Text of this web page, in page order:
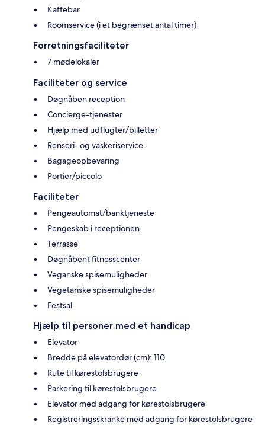
Kaffebar
Roomservice (i et begrænset antal timer)
Forretningsfaciliteter
7 mødelokaler
Faciliteter og service
Døgnåben reception
Concierge-tjenester
Hjælp med udflugter/billetter
Renseri- og vaskeriservice
Bagageopbevaring
Portier/piccolo
Faciliteter
Pengeautomat/banktjeneste
Pengeskab i receptionen
Terrasse
Døgnåbent fitnesscenter
Veganske spisemuligheder
Vegetariske spisemuligheder
Festsal
Hjælp til personer med et handicap
Elevator
Bredde på elevatordør (cm): 110
Rute til kørestolsbrugere
Parkering til kørestolsbrugere
Elevator med adgang for kørestolsbrugere
Registreringsskranke med adgang for kørestolsbrugere